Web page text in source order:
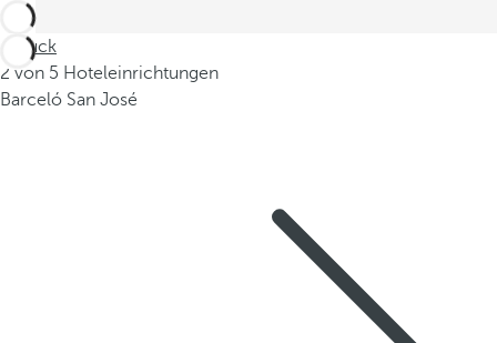
Zurück
2 von 5 Hoteleinrichtungen
Barceló San José